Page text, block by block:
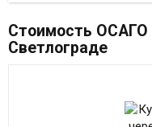
Стоимость ОСАГО
Светлограде